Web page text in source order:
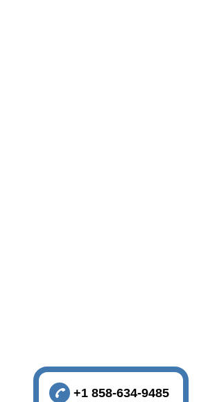
+1 858-634-9485